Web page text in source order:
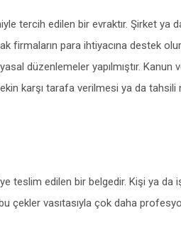
tercih edilen bir evraktır. Şirket ya
firmaların para ihtiyacına destek
düzenlemeler yapılmıştır. Kanun
karşı tarafa verilmesi ya da tahsili
teslim edilen bir belgedir. Kişi ya da
çekler vasıtasıyla çok daha